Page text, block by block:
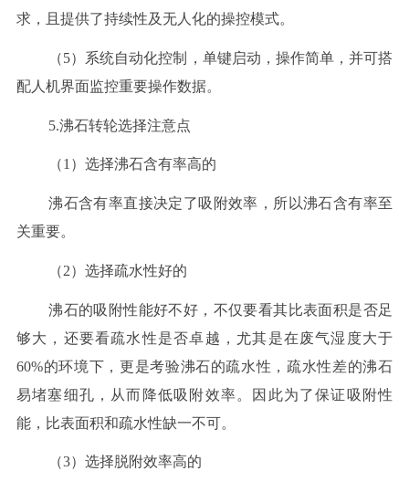
求，且提供了持续性及无人化的操控模式。
（5）系统自动化控制，单键启动，操作简单，并可搭
配人机界面监控重要操作数据。
5.沸石转轮选择注意点
（1）选择沸石含有率高的
沸石含有率直接决定了吸附效率，所以沸石含有率至
关重要。
（2）选择疏水性好的
沸石的吸附性能好不好，不仅要看其比表面积是否足
够大，还要看疏水性是否卓越，尤其是在废气湿度大于
60%的环境下，更是考验沸石的疏水性，疏水性差的沸石
易堵塞细孔，从而降低吸附效率。因此为了保证吸附性
能，比表面积和疏水性缺一不可。
（3）选择脱附效率高的